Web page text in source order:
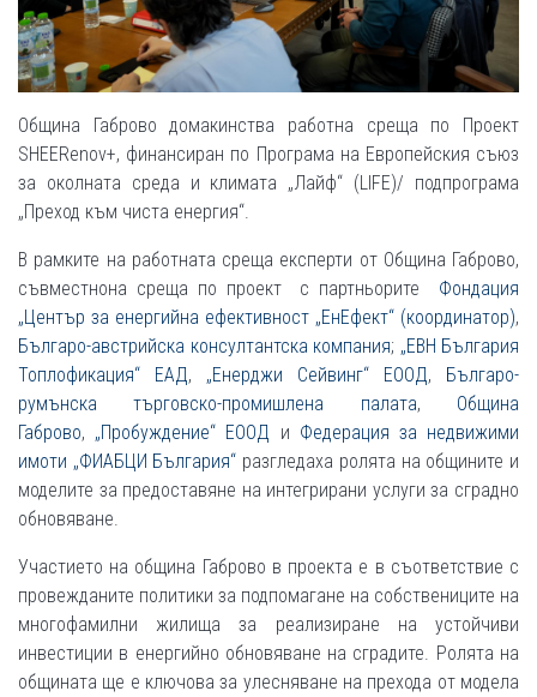
Община Габрово домакинства работна среща по Проект
SHEERenov+, финансиран по Програма на Европейския съюз
за околната среда и климата „Лайф“ (LIFE)/ подпрограма
„Преход към чиста енергия“.
В рамките на работната среща експерти от Община Габрово,
съвместнона среща по проект с партньорите Фондация
„Център за енергийна ефективност „ЕнЕфект“ (координатор),
Българо-австрийска консултантска компания; „ЕВН България
Топлофикация“ ЕАД, „Енерджи Сейвинг“ ЕООД, Българо-
румънска търговско-промишлена палата, Община
Габрово, „Пробуждение“ ЕООД и Федерация за недвижими
имоти „ФИАБЦИ България“ разгледаха ролята на общините и
моделите за предоставяне на интегрирани услуги за сградно
обновяване.
Участието на община Габрово в проекта е в съответствие с
провежданите политики за подпомагане на собствениците на
многофамилни жилища за реализиране на устойчиви
инвестиции в енергийно обновяване на сградите. Ролята на
общината ще е ключова за улесняване на прехода от модела